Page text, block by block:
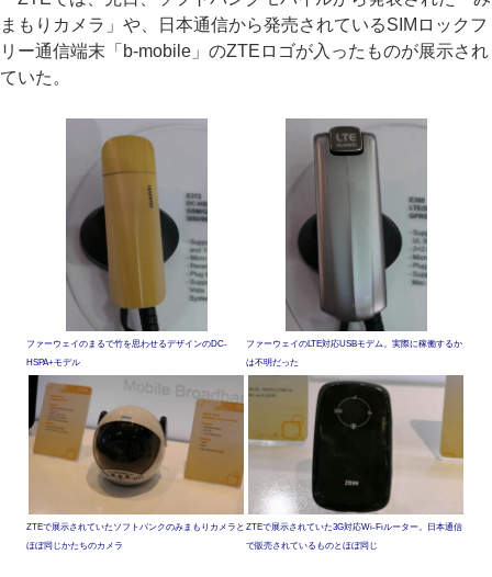
まもりカメラ」や、日本通信から発売されているSIMロックフ
リー通信端末「b-mobile」のZTEロゴが入ったものが展示され
ていた。
ファーウェイのまるで竹を思わせるデザインのDC-
HSPA+モデル
ファーウェイのLTE対応USBモデム。実際に稼働するか
は不明だった
ZTEで展示されていたソフトバンクのみまもりカメラと
ほぼ同じかたちのカメラ
ZTEで展示されていた3G対応Wi-Fiルーター。日本通信
で販売されているものとほぼ同じ